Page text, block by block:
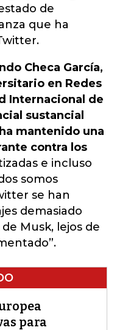
de
que ha
Checa García,
en Redes
Internacional de
sustancial
mantenido una
contra los
e incluso
somos
se han
demasiado
Musk, lejos de
para